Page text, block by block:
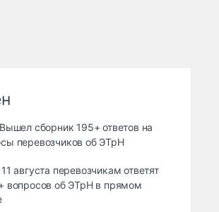
Вышел сборник 195+ ответов на
перевозчиков об ЭТрН
11 августа перевозчикам ответят
вопросов об ЭТрН в прямом